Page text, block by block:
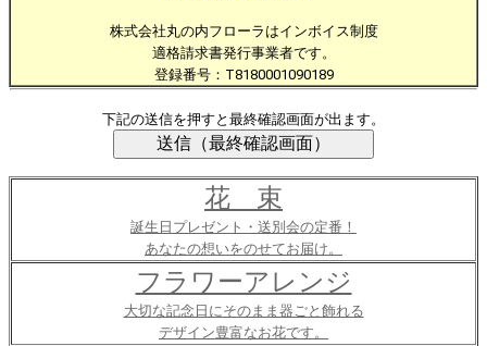
株式会社丸の内フローラはインボイス制度
適格請求書発行事業者です。
登録番号：T8180001090189
下記の送信を押すと最終確認画面が出ます。
花 束
誕生日プレゼント・送別会の定番！
あなたの想いをのせてお届け。
フラワーアレンジ
大切な記念日にそのまま器ごと飾れる
デザイン豊富なお花です。